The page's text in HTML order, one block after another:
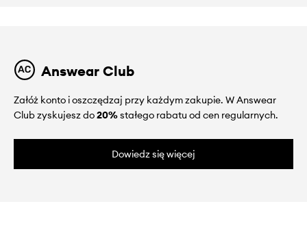
Answear Club
Załóż konto i oszczędzaj przy każdym zakupie. W Answear
Club zyskujesz do20%stałego rabatu od cen regularnych.
Dowiedz się więcej